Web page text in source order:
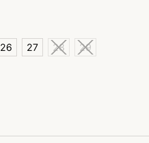
26 27 28 29